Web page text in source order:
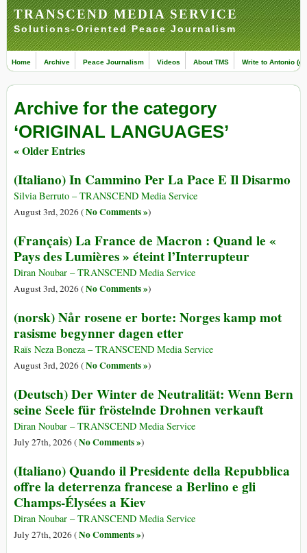
TRANSCEND MEDIA SERVICE
Solutions-Oriented Peace Journalism
Home Archive Peace Journalism Videos About TMS Write to Antonio
Archive for the category
‘ORIGINAL LANGUAGES’
« Older Entries
(Italiano) In Cammino Per La Pace E Il Disarmo
Silvia Berruto – TRANSCEND Media Service
August 3rd, 2026 (No Comments »)
(Français) La France de Macron : Quand le «
Pays des Lumières » éteint l’Interrupteur
Diran Noubar – TRANSCEND Media Service
August 3rd, 2026 (No Comments »)
(norsk) Når rosene er borte: Norges kamp mot
rasisme begynner dagen etter
Raïs Neza Boneza – TRANSCEND Media Service
August 3rd, 2026 (No Comments »)
(Deutsch) Der Winter de Neutralität: Wenn Bern
seine Seele für fröstelnde Drohnen verkauft
Diran Noubar – TRANSCEND Media Service
July 27th, 2026 (No Comments »)
(Italiano) Quando il Presidente della Repubblica
offre la deterrenza francese a Berlino e gli
Champs-Élysées a Kiev
Diran Noubar – TRANSCEND Media Service
July 27th, 2026 (No Comments »)